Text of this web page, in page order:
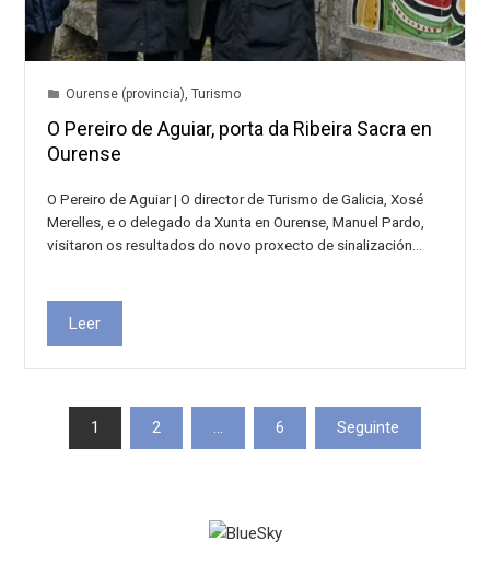
Ourense (provincia),Turismo
O Pereiro de Aguiar, porta da Ribeira Sacra en
Ourense
O Pereiro de Aguiar | O director de Turismo de Galicia, Xosé
Merelles, e o delegado da Xunta en Ourense, Manuel Pardo,
visitaron os resultados do novo proxecto de sinalización…
Leer
Paxinación
1 2 … 6 Seguinte